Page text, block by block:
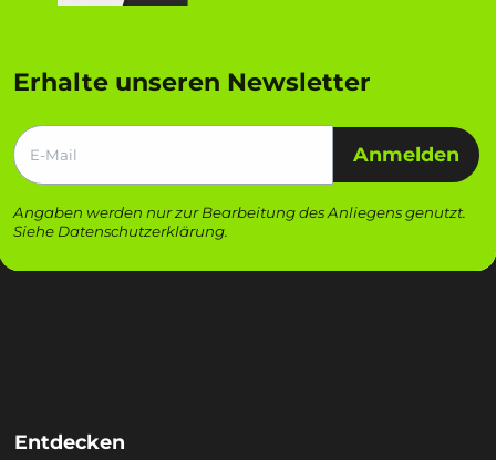
Erhalte unseren Newsletter
Anmelden
Angaben werden nur zur Bearbeitung des Anliegens genutzt.
Siehe Datenschutzerklärung.
Entdecken